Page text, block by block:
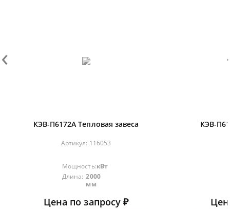
‹ ›
КЭВ-П6172А Тепловая завеса
Артикул: 116053
Мощность:кВт
Длина: 2000
мм
Цена по запросу ₽
КЭВ-